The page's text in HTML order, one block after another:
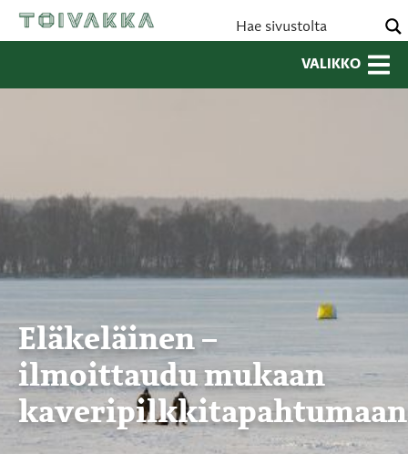
VALIKKO
Eläkeläinen –
ilmoittaudu mukaan
kaveripilkkitapahtumaan